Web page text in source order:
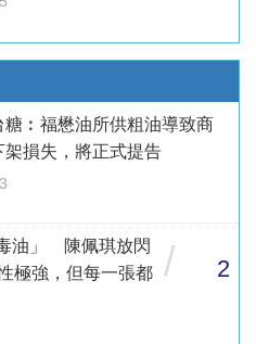
︰福懋油所供粗油導致商
損失，將正式提告
油」 陳佩琪放閃
極強，但每一張都
/ 2